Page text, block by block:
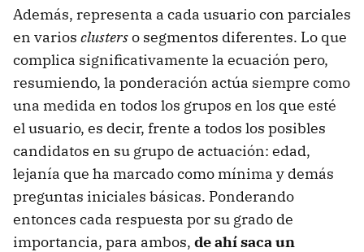
Además, representa a cada usuario con parciales
en varios clusterso segmentos diferentes. Lo que
complica significativamente la ecuación pero,
resumiendo, la ponderación actúa siempre como
una medida en todos los grupos en los que esté
el usuario, es decir, frente a todos los posibles
candidatos en su grupo de actuación: edad,
lejanía que ha marcado como mínima y demás
preguntas iniciales básicas. Ponderando
entonces cada respuesta por su grado de
importancia, para ambos, de ahí saca un